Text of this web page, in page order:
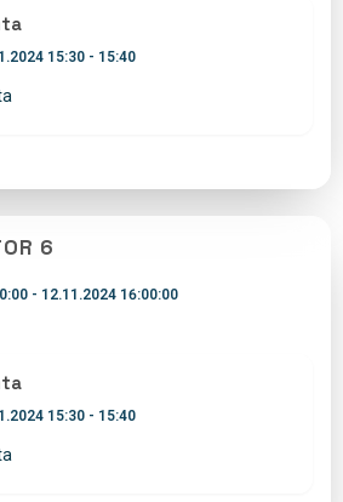
15:30 - 15:40
6
- 12.11.2024 16:00:00
15:30 - 15:40